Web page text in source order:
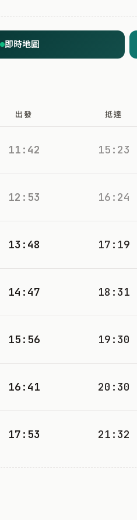
即時地圖
出發 抵達
11:42 15:23
12:53 16:24
13:48 17:19
14:47 18:31
15:56 19:30
16:41 20:30
17:53 21:32